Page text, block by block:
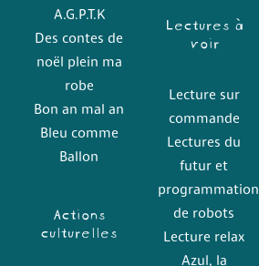
A.G.P.T.K
Des contes de
noël plein ma
robe
Bon an mal an
Bleu comme
Ballon
Actions
culturelles
Lectures à
voir
Lecture sur
commande
Lectures du
futur et
programmation
de robots
Lecture relax
Azul, la